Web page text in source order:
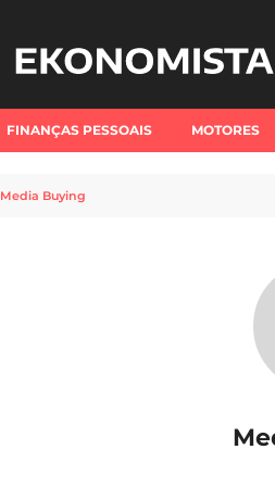
FINANÇAS PESSOAIS MOTORES
Media Buying